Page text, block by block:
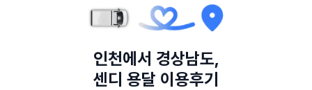
인천에서 경상남도,
센디 용달 이용후기